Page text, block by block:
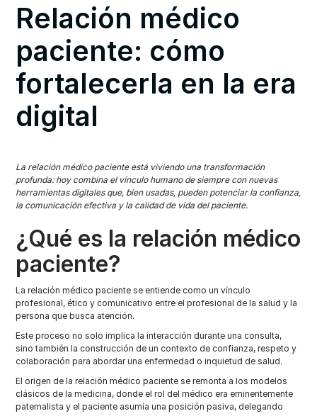
Relación médico
paciente: cómo
fortalecerla en la era
digital
La relación médico paciente está viviendo una transformación
profunda: hoy combina el vínculo humano de siempre con nuevas
herramientas digitales que, bien usadas, pueden potenciar la confianza,
la comunicación efectiva y la calidad de vida del paciente.
¿Qué es la relación médico
paciente?
La relación médico paciente se entiende como un vínculo
profesional, ético y comunicativo entre el profesional de la salud y la
persona que busca atención.
Este proceso no solo implica la interacción durante una consulta,
sino también la construcción de un contexto de confianza, respeto y
colaboración para abordar una enfermedad o inquietud de salud.
El origen de la relación médico paciente se remonta a los modelos
clásicos de la medicina, donde el rol del médico era eminentemente
paternalista y el paciente asumía una posición pasiva, delegando